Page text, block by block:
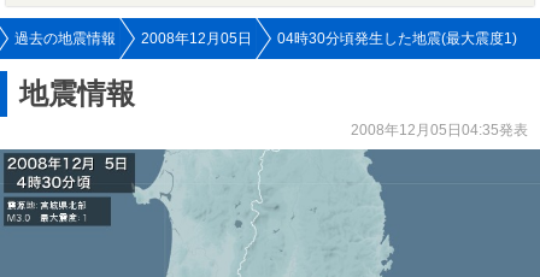
過去の地震情報 2008年12月05日 04時30分頃発生した地震(最大震度1)
地震情報
2008年12月05日04:35発表